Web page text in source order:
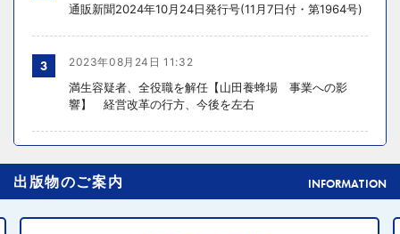
通販新聞2024年10月24日発行号(11月7日付・第1964号)
3 2023年08月24日 11:32
満生容疑者、全役職を解任【山田養蜂場 事業への影
響】 経営改革の行方、今後を左右
4
元ディノスの石川森生氏、ECのプロフェッショナルらの
共助型ネットワーク組織立ち上げ
出版物のご案内 INFORMATION